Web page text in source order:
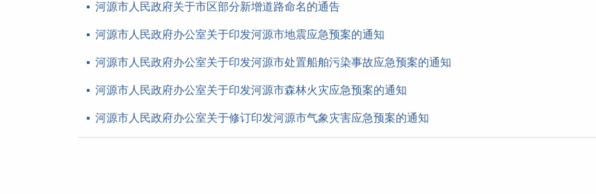
河源市人民政府关于市区部分新增道路命名的通告
河源市人民政府办公室关于印发河源市地震应急预案的通知
河源市人民政府办公室关于印发河源市处置船舶污染事故应急预案的通知
河源市人民政府办公室关于印发河源市森林火灾应急预案的通知
河源市人民政府办公室关于修订印发河源市气象灾害应急预案的通知